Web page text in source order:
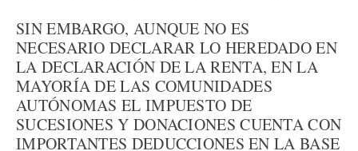
SIN EMBARGO, AUNQUE NO ES
NECESARIO DECLARAR LO HEREDADO EN
LA DECLARACIÓN DE LA RENTA, EN LA
MAYORÍA DE LAS COMUNIDADES
AUTÓNOMAS EL IMPUESTO DE
SUCESIONES Y DONACIONES CUENTA CON
IMPORTANTES DEDUCCIONES EN LA BASE